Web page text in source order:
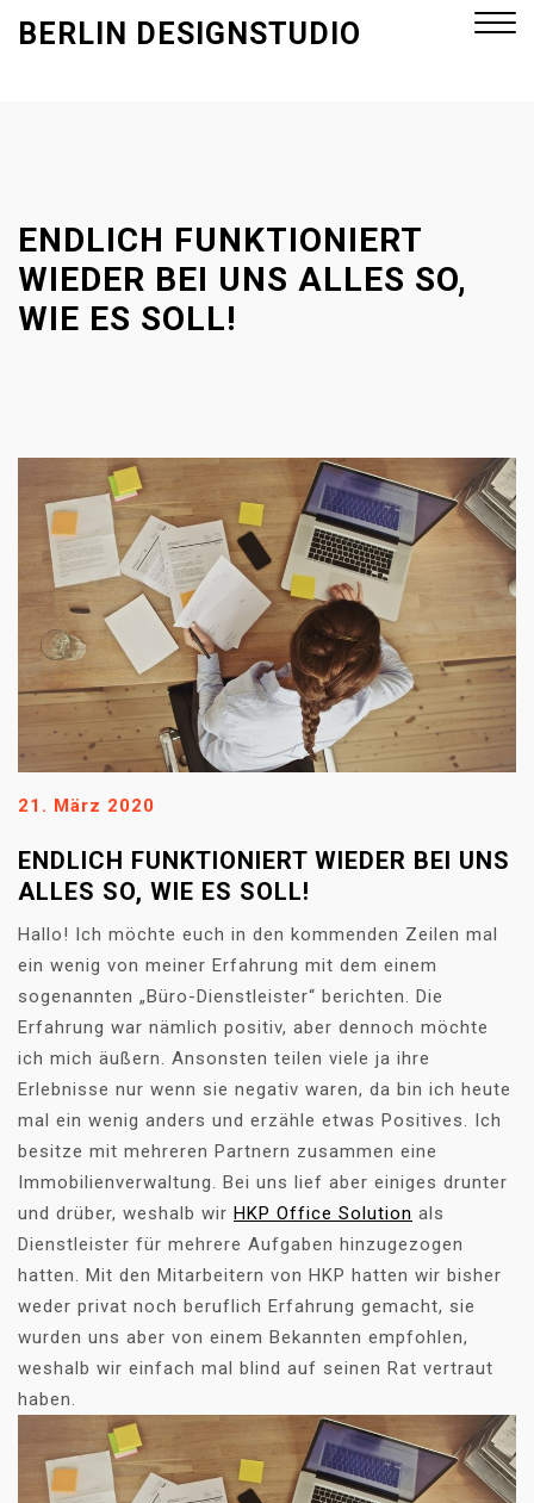
BERLIN DESIGNSTUDIO
ENDLICH FUNKTIONIERT
WIEDER BEI UNS ALLES SO,
WIE ES SOLL!
21. März 2020
ENDLICH FUNKTIONIERT WIEDER BEI UNS
ALLES SO, WIE ES SOLL!
Hallo! Ich möchte euch in den kommenden Zeilen mal
ein wenig von meiner Erfahrung mit dem einem
sogenannten „Büro-Dienstleister“ berichten. Die
Erfahrung war nämlich positiv, aber dennoch möchte
ich mich äußern. Ansonsten teilen viele ja ihre
Erlebnisse nur wenn sie negativ waren, da bin ich heute
mal ein wenig anders und erzähle etwas Positives. Ich
besitze mit mehreren Partnern zusammen eine
Immobilienverwaltung. Bei uns lief aber einiges drunter
und drüber, weshalb wir HKP Office Solution als
Dienstleister für mehrere Aufgaben hinzugezogen
hatten. Mit den Mitarbeitern von HKP hatten wir bisher
weder privat noch beruflich Erfahrung gemacht, sie
wurden uns aber von einem Bekannten empfohlen,
weshalb wir einfach mal blind auf seinen Rat vertraut
haben.